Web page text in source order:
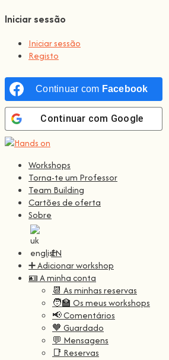
Iniciar sessão
Iniciar sessão
Registo
Continuar com Facebook
Continuar com Google
Workshops
Torna-te um Professor
Team Building
Cartões de oferta
Sobre
EN
➕ Adicionar workshop
🪪 A minha conta
📆 As minhas reservas
🧑‍🏫 Os meus workshops
📢 Comentários
🧡 Guardado
💬 Mensagens
📑 Reservas